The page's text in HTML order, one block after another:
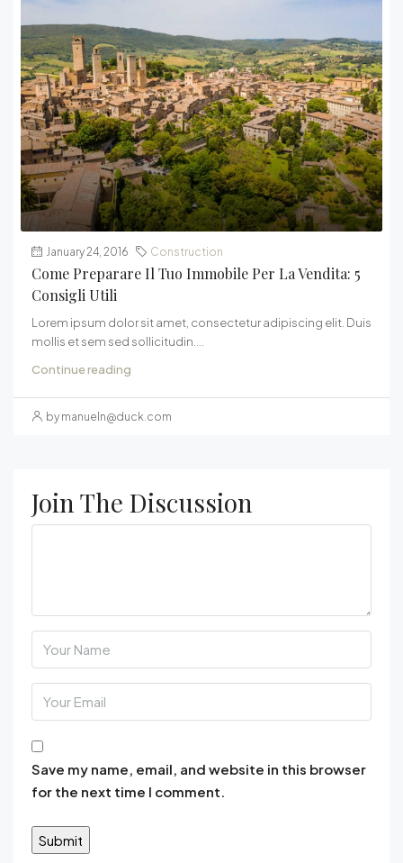
January 24, 2016 Construction
Come Preparare Il Tuo Immobile Per La Vendita: 5
Consigli Utili
Lorem ipsum dolor sit amet, consectetur adipiscing elit. Duis
mollis et sem sed sollicitudin....
Continue reading
by manueln@duck.com
Join The Discussion
Save my name, email, and website in this browser
for the next time I comment.